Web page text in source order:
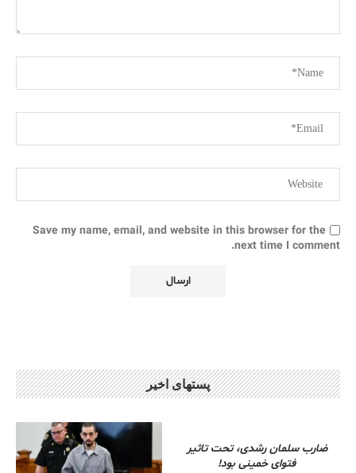
Save my name, email, and website in this browser for the
next time I comment.
پستهای اخیر
ضارب سلمان رشدی، تحت تاثیر
فتوای خمینی بود!